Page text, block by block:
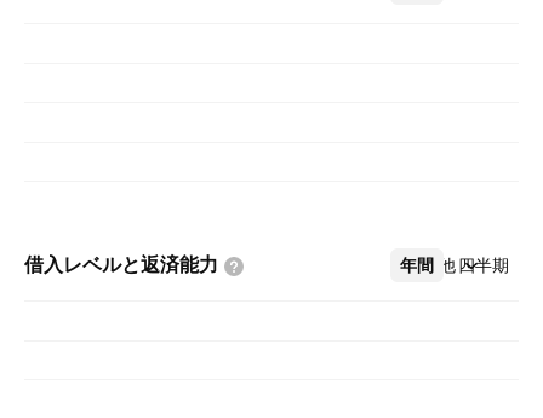
借入レベルと返済能力 年間 四半期
その他